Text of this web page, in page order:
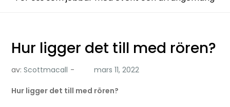
Hur ligger det till med rören?
av:Scottmacall
Hur ligger det till med rören?